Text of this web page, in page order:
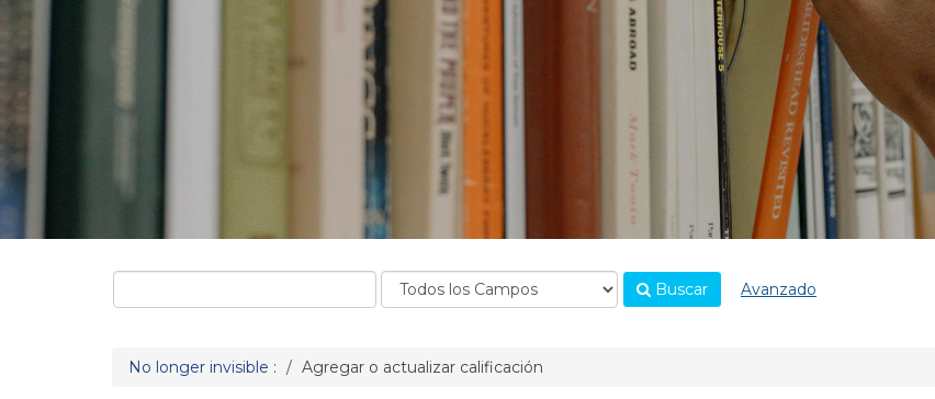
Buscar Avanzado
No longer invisible : Agregar o actualizar calificación